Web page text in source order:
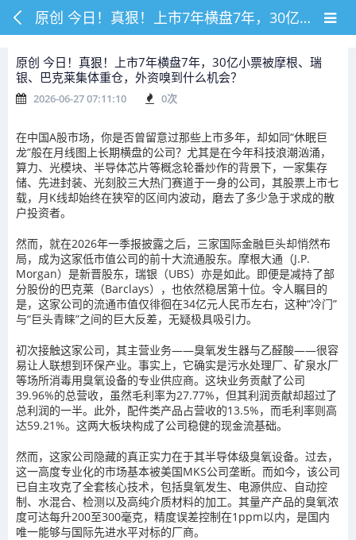
原创 今日！真狠！上市7年横盘7年，30亿小票被摩根、瑞银、巴克莱集体重仓，外资嗅到什么机会？
原创 今日！真狠！上市7年横盘7年，30亿小票被摩根、瑞
银、巴克莱集体重仓，外资嗅到什么机会？
2026-06-27 07:11:10 0次
在中国A股市场，你是否曾留意过那些上市多年，却如同“休眠巨
龙”般在月线图上长期横盘的公司？尤其是在今年科技浪潮汹涌，
算力、光模块、半导体芯片等概念轮番炒作的背景下，一家集存
储、先进封装、光刻胶三大热门赛道于一身的公司，其股票上市七
载，月K线却始终在狭窄的区间内波动，磨去了多少急于求成的散
户投资者。
然而，就在2026年一季报披露之后，三家国际金融巨头却悄然布
局，成为这家低市值公司的前十大流通股东。摩根大通（J.P.
Morgan）是新晋股东，瑞银（UBS）亦是如此。即便是减持了部
分股份的巴克莱（Barclays），也依然稳居第十位。令人瞩目的
是，这家公司的流通市值仅徘徊在34亿元人民币左右，这种“冷门”
与“巨头青睐”之间的巨大反差，无疑极具吸引力。
初次接触这家公司，其主营业务——臭氧发生器与乙醛酸——很容
易让人联想到环保产业。事实上，它确实是污水处理厂、矿泉水厂
等场所消毒用臭氧设备的专业供应商。这块业务贡献了公司
39.96%的总营收，虽然毛利率为27.77%，但其利润贡献却超过了
总利润的一半。此外，配件类产品占营收的13.5%，而毛利率则高
达59.21%。这两大板块构成了公司稳健的现金流基础。
然而，这家公司隐藏的真正实力在于其半导体级臭氧设备。过去，
这一高度专业化的市场基本被美国MKS公司垄断。而如今，该公司
已自主攻克了全套核心技术，包括臭氧发生、电源供应、自动控
制、水混合、检测以及高纯介质材料的加工。其量产产品的臭氧浓
度可达每升200至300毫克，精度误差控制在1ppm以内，是国内
唯一能够与国际先进水平对标的厂商。